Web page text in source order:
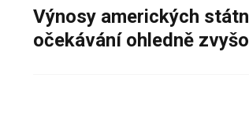
Výnosy amerických
očekávání ohledně